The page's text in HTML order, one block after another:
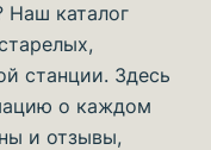
Наш каталог
станции. Здесь
о каждом
и отзывы,